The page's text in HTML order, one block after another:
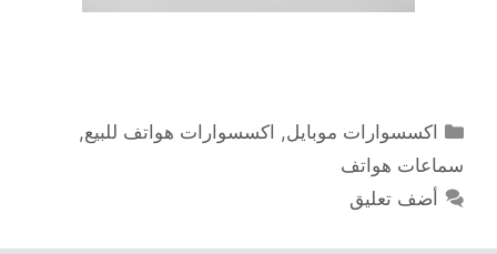
التصنيفات
اكسسوارات موبايل, اكسسوارات هواتف للبيع,
سماعات هواتف
أضف تعليق